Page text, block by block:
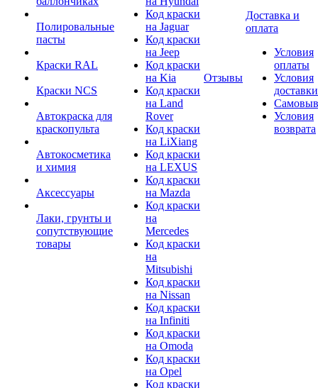
Полировальные
пасты
Краски RAL
Краски NCS
Автокраска для
краскопульта
Автокосметика
и химия
Аксессуары
Лаки, грунты и
сопутствующие
товары
Код краски
на Jaguar
Код краски
на Jeep
Код краски
на Kia
Код краски
на Land
Rover
Код краски
на LiXiang
Код краски
на LEXUS
Код краски
на Mazda
Код краски
на
Mercedes
Код краски
на
Mitsubishi
Код краски
на Nissan
Код краски
на Infiniti
Код краски
на Omoda
Код краски
на Opel
Код краски
Отзывы
Доставка и
оплата
Условия
оплаты
Условия
доставки
Условия
возврата